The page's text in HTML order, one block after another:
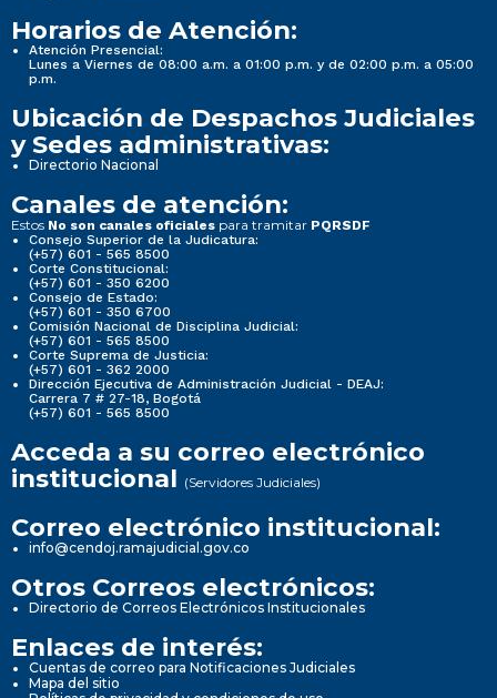
Horarios de Atención:
Atención Presencial:
Lunes a Viernes de 08:00 a.m. a 01:00 p.m. y de 02:00 p.m. a 05:00
p.m.
Ubicación de Despachos Judiciales
y Sedes administrativas:
Directorio Nacional
Canales de atención:
Estos No son canales oficiales para tramitar PQRSDF
Consejo Superior de la Judicatura:
(+57) 601 - 565 8500
Corte Constitucional:
(+57) 601 - 350 6200
Consejo de Estado:
(+57) 601 - 350 6700
Comisión Nacional de Disciplina Judicial:
(+57) 601 - 565 8500
Corte Suprema de Justicia:
(+57) 601 - 362 2000
Dirección Ejecutiva de Administración Judicial - DEAJ:
Carrera 7 # 27-18, Bogotá
(+57) 601 - 565 8500
Acceda a su correo electrónico
institucional (Servidores Judiciales)
Correo electrónico institucional:
info@cendoj.ramajudicial.gov.co
Otros Correos electrónicos:
Directorio de Correos Electrónicos Institucionales
Enlaces de interés:
Cuentas de correo para Notificaciones Judiciales
Mapa del sitio